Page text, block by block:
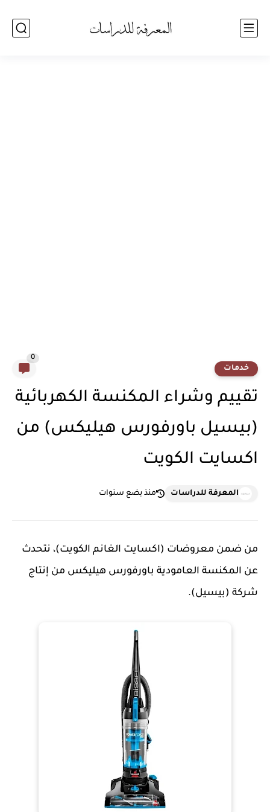
خدمات
0
تقييم وشراء المكنسة الكهربائية
(بيسيل باورفورس هيليكس) من
اكسايت الكويت
المعرفة للدراسات منذ بضع سنوات
من ضمن معروضات (اكسايت الغانم الكويت)، نتحدث
عن المكنسة العامودية باورفورس هيليكس من إنتاج
شركة (بيسيل).